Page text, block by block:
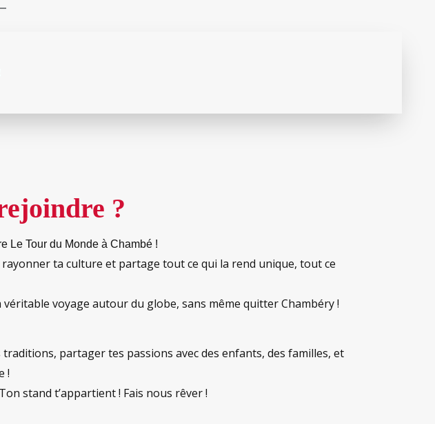
?
Le Tour du Monde à Chambé !
ta culture et partage tout ce qui la rend unique, tout ce
voyage autour du globe, sans même quitter Chambéry !
partager tes passions avec des enfants, des familles, et
!
stand t’appartient ! Fais nous rêver !